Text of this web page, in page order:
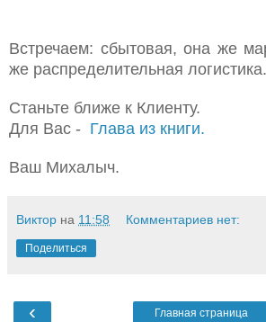
Встречаем: сбытовая, она же
же распределительная логистика.
Станьте ближе к Клиенту.
Для Вас - Глава из книги.
Ваш Михалыч.
Виктор на 11:58 Комментариев нет:
Поделиться
‹ Главная страница